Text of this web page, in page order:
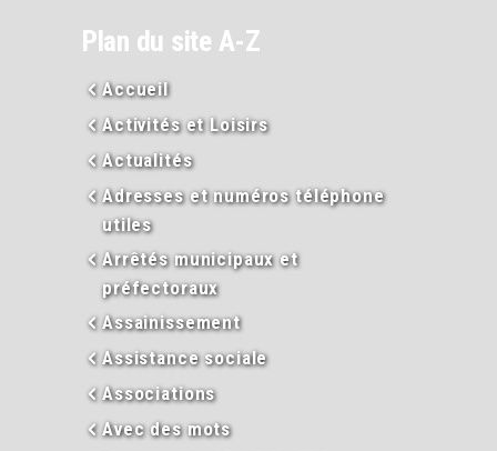
Plan du site A-Z
Accueil
Activités et Loisirs
Actualités
Adresses et numéros téléphone
utiles
Arrêtés municipaux et
préfectoraux
Assainissement
Assistance sociale
Associations
Avec des mots